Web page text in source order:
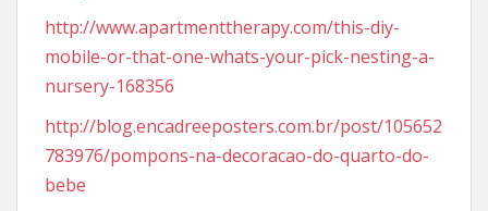
http://www.apartmenttherapy.com/this-diy-
mobile-or-that-one-whats-your-pick-nesting-a-
nursery-168356
http://blog.encadreeposters.com.br/post/105652
783976/pompons-na-decoracao-do-quarto-do-
bebe